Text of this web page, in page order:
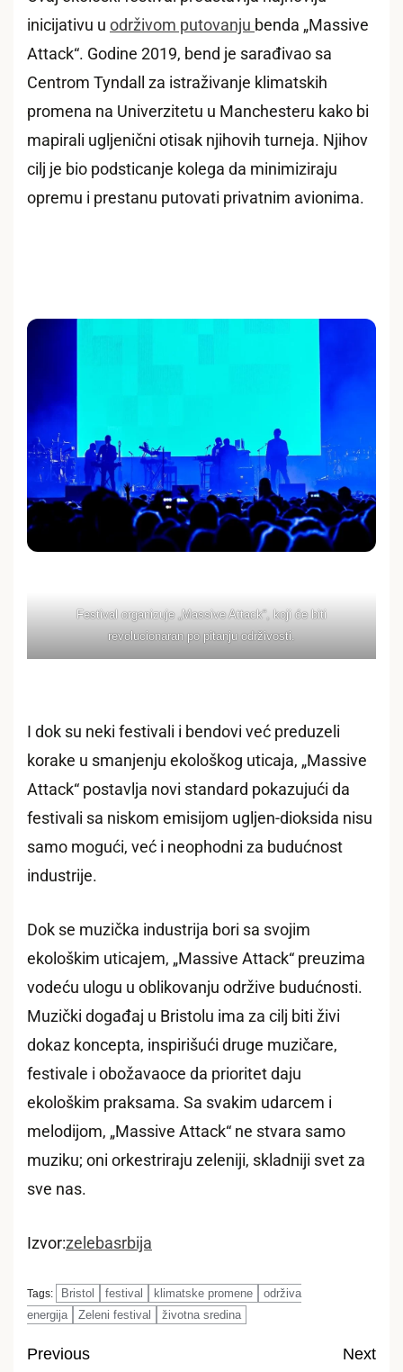
inicijativu u održivom putovanju benda „Massive
Attack“. Godine 2019, bend je sarađivao sa
Centrom Tyndall za istraživanje klimatskih
promena na Univerzitetu u Manchesteru kako bi
mapirali ugljenični otisak njihovih turneja. Njihov
cilj je bio podsticanje kolega da minimiziraju
opremu i prestanu putovati privatnim avionima.
Festival organizuje „Massive Attack“, koji će biti
revolucionaran po pitanju održivosti.
I dok su neki festivali i bendovi već preduzeli
korake u smanjenju ekološkog uticaja, „Massive
Attack“ postavlja novi standard pokazujući da
festivali sa niskom emisijom ugljen-dioksida nisu
samo mogući, već i neophodni za budućnost
industrije.
Dok se muzička industrija bori sa svojim
ekološkim uticajem, „Massive Attack“ preuzima
vodeću ulogu u oblikovanju održive budućnosti.
Muzički događaj u Bristolu ima za cilj biti živi
dokaz koncepta, inspirišući druge muzičare,
festivale i obožavaoce da prioritet daju
ekološkim praksama. Sa svakim udarcem i
melodijom, „Massive Attack“ ne stvara samo
muziku; oni orkestriraju zeleniji, skladniji svet za
sve nas.
Izvor:zelebasrbija
Tags: Bristol festival klimatske promene
održiva
energija
Zeleni festival životna sredina
Previous
Next